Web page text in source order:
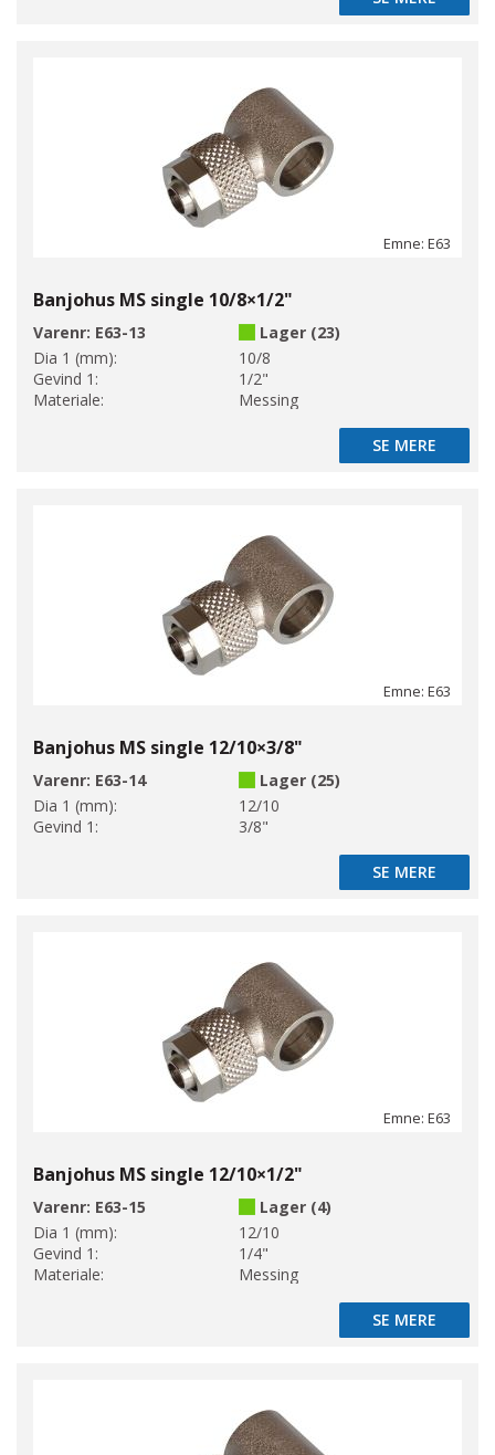
Emne: E63
Banjohus MS single 10/8×1/2"
Varenr: E63-13
Lager (23)
Dia 1 (mm):
10/8
Gevind 1:
1/2"
Materiale:
Messing
SE MERE
SE MERE
Emne: E63
Banjohus MS single 12/10×3/8"
Varenr: E63-14
Lager (25)
Dia 1 (mm):
12/10
Gevind 1:
3/8"
SE MERE
SE MERE
Emne: E63
Banjohus MS single 12/10×1/2"
Varenr: E63-15
Lager (4)
Dia 1 (mm):
12/10
Gevind 1:
1/4"
Materiale:
Messing
SE MERE
SE MERE